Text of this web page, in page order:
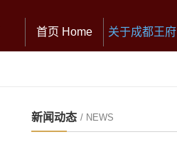
首页 Home 关于成都王府
新闻动态 / NEWS